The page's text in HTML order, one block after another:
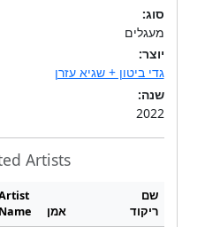
סוג:
מעגלים
יוצר:
גדי ביטון + שגיא עזרן
שנה:
2022
Artists
Name
אמן
שם
ריקוד